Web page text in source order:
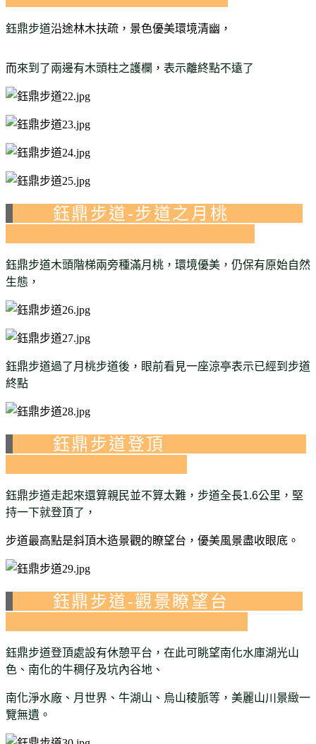
鈺鼎步道沿途林木扶疏，景色優美環境清幽 ，
而來到了兩邊有木頭柱之護欄 ， 表示離終點不遠了
鈺鼎步道-步道之月桃
鈺鼎步道木頭階梯兩旁種滿月桃，環境優美，仍保有原始自然
生態，
鈺鼎步道過了月桃步道後 ， 眼前看見一座涼亭表示已經到步道
終點
鈺鼎步道登頂
鈺鼎步道走起來還算親民並不算太難，步道全長1.6公里，堅
持一下就登頂了，
步道最高點是斜頂木造景觀的瞭望台， 優美風景盡收眼底。
鈺鼎步道-觀景瞭望台
鈺鼎步道登頂處設有休憩平台，在此可眺望南化水庫湖光山
色、南化的牛稠仔及坑內谷地、
南化淨水廠、月世界、牛湖山、烏山稜脈等，美麗山川景緻一
覽無遺。